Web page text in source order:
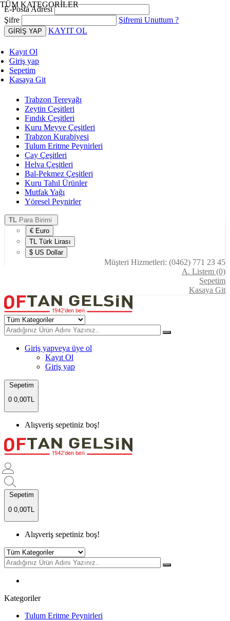
E-Posta Adresi
Şifre
Şifremi Unuttum ?
KAYIT OL
Kayıt Ol
Giriş yap
Sepetim
Kasaya Git
Trabzon Tereyağı
Zeytin Çeşitleri
Fındık Çeşitleri
Kuru Meyve Çeşitleri
Trabzon Kurabiyesi
Tulum Eritme Peynirleri
Çay Çeşitleri
Helva Çeşitleri
Bal-Pekmez Çeşitleri
Kuru Tahıl Ürünler
Mutfak Yağı
Yöresel Peynirler
TL Para Birimi
€ Euro
TL Türk Lirası
$ US Dollar
Müşteri Hizmetleri: (0462) 771 23 45
A. Listem (0)
Sepetim
Kasaya Git
Giriş yapveya üye ol
Kayıt Ol
Giriş yap
Sepetim
0 0,00TL
Alışveriş sepetiniz boş!
Sepetim
0 0,00TL
Alışveriş sepetiniz boş!
TÜM KATEGORİLER
Kategoriler
Tulum Eritme Peynirleri